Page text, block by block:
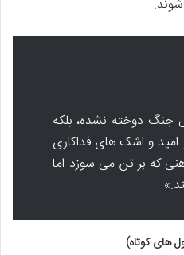
جنگ دوخته نشده، بلکه
و اشک های فداکاری
که بر تن می سوزد اما
های کوتاه)